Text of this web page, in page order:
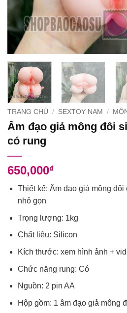
TRANG CHỦ / SEXTOY NAM /
Âm đạo giả mông đôi
có rung
650,000₫
Thiết kế: Âm đạo giả mông đôi
nhỏ gọn
Trọng lượng: 1kg
Chất liệu: Silicon
Kích thước: xem hình ảnh +
Chức năng rung: Có
Nguồn: 2 pin AA
Hộp gồm: 1 âm đạo giả mông